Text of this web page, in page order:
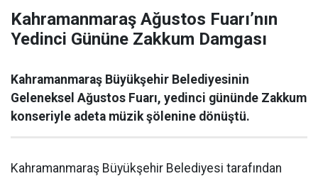
Kahramanmaraş Ağustos Fuarı’nın
Yedinci Gününe Zakkum Damgası
Kahramanmaraş Büyükşehir Belediyesinin
Geleneksel Ağustos Fuarı, yedinci gününde Zakkum
konseriyle adeta müzik şölenine dönüştü.
Kahramanmaraş Büyükşehir Belediyesi tarafından